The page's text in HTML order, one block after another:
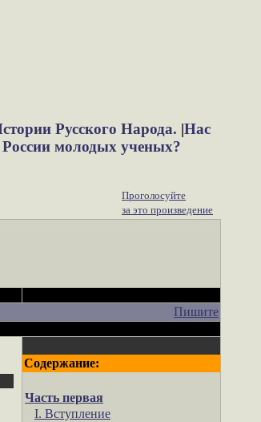
Русского Народа. |Нас
молодых ученых?
Проголосуйте
за это произведение
Пишите
Содержание:
Часть первая
I. Вступление